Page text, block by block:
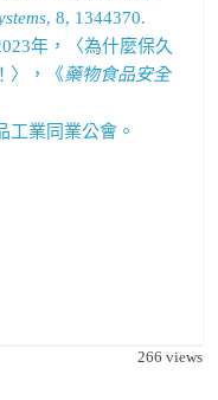
, 8, 1344370.
年，〈為什麼保久
〉，《藥物食品安全
工業同業公會。
266 views